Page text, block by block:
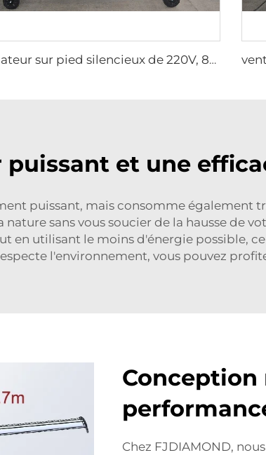
ventilateur sur pied silencieux de 220V, 80 pouces, 2000mm en aluminium, mobile pour gymnases
puissant et une
puissant, mais consomme également
sans vous soucier de la hausse de
en utilisant le moins d'énergie possible,
l'environnement, vous pouvez
Chez FJDIAMOND,